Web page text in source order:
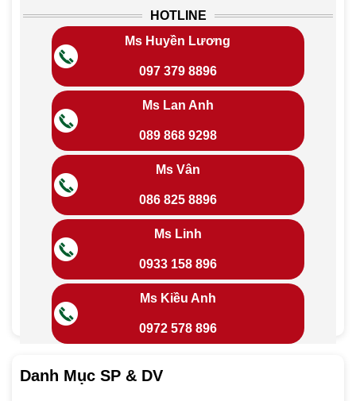
HOTLINE
Ms Huyền Lương
097 379 8896
Ms Lan Anh
089 868 9298
Ms Vân
086 825 8896
Ms Linh
0933 158 896
Ms Kiều Anh
0972 578 896
Danh Mục SP & DV